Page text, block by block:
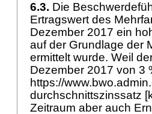
6.3. Die
Ertragswert des
Dezember 2017 ein
auf der Grundlage der
ermittelt wurde. Weil
Dezember 2017 von 3
https://
durchschnittszinssatz
Zeitraum aber auch